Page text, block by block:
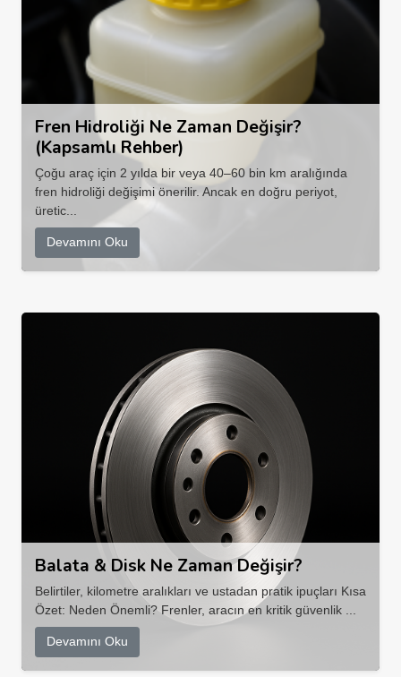
Fren Hidroliği Ne Zaman Değişir?
(Kapsamlı Rehber)
Çoğu araç için 2 yılda bir veya 40–60 bin km aralığında
fren hidroliği değişimi önerilir. Ancak en doğru periyot,
üretic...
Devamını Oku
Balata & Disk Ne Zaman Değişir?
Belirtiler, kilometre aralıkları ve ustadan pratik ipuçları Kısa
Özet: Neden Önemli? Frenler, aracın en kritik güvenlik ...
Devamını Oku